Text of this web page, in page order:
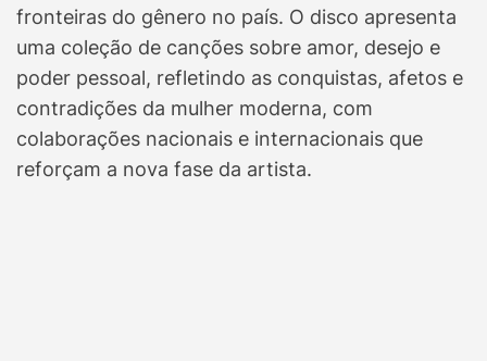
fronteiras do gênero no país. O disco apresenta
uma coleção de canções sobre amor, desejo e
poder pessoal, refletindo as conquistas, afetos e
contradições da mulher moderna, com
colaborações nacionais e internacionais que
reforçam a nova fase da artista.